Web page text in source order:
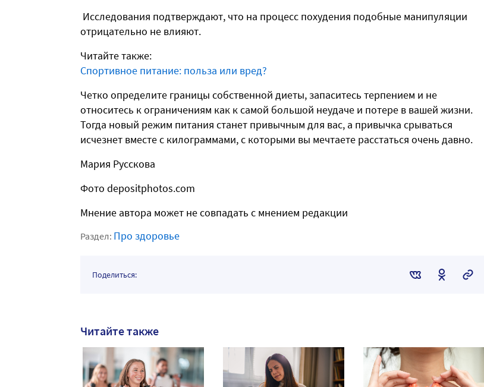
Исследования подтверждают, что на процесс похудения подобные манипуляции
отрицательно не влияют.
Читайте также:
Спортивное питание: польза или вред?
Четко определите границы собственной диеты, запаситесь терпением и не
относитесь к ограничениям как к самой большой неудаче и потере в вашей жизни.
Тогда новый режим питания станет привычным для вас, а привычка срываться
исчезнет вместе с килограммами, с которыми вы мечтаете расстаться очень давно.
Мария Русскова
Фото depositphotos.com
Мнение автора может не совпадать с мнением редакции
Раздел: Про здоровье
Поделиться:
Читайте также